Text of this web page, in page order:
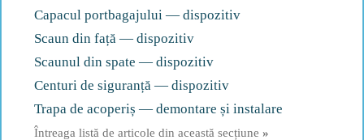
Capacul portbagajului — dispozitiv
Scaun din față — dispozitiv
Scaunul din spate — dispozitiv
Centuri de siguranță — dispozitiv
Trapa de acoperiș — demontare și instalare
Întreaga listă de articole din această secțiune »